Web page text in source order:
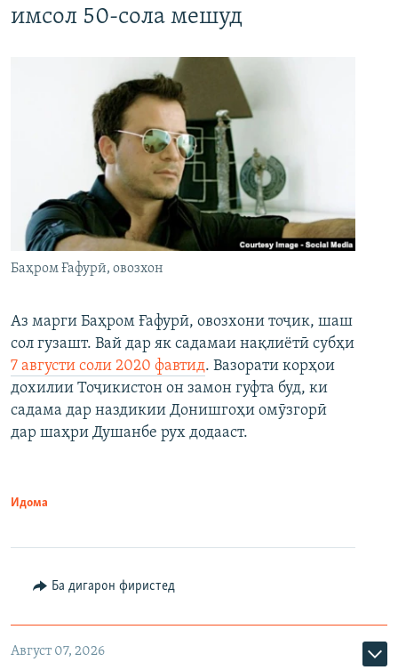
имсол 50-сола мешуд
Баҳром Ғафурӣ, овозхон
Аз марги Баҳром Ғафурӣ, овозхони тоҷик, шаш
сол гузашт. Вай дар як садамаи нақлиётӣ субҳи
7 августи соли 2020 фавтид. Вазорати корҳои
дохилии Тоҷикистон он замон гуфта буд, ки
садама дар наздикии Донишгоҳи омӯзгорӣ
дар шаҳри Душанбе рух додааст.
Идома
Ба дигарон фиристед
Август 07, 2026